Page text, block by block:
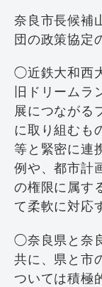
奈良市長候補
団の政策協定
◯近鉄大和西
旧ドリームラ
展につながる
に取り組むも
等と緊密に連
例や、都市計
の権限に属す
て柔軟に対応
◯奈良県と奈
共に、県と市
ついては積極